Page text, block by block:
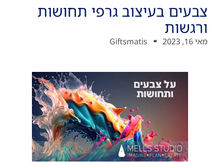
צבעים בעיצוב גרפי תחושות
ורגשות
מאי 16, 2023 Giftsmatis